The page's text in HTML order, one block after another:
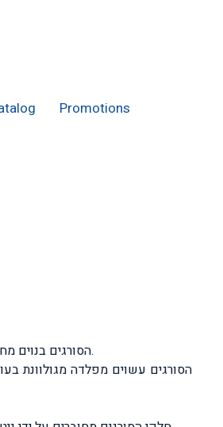
Promotions
הסורגים בנוים מחלקי פלדה מגולוונת, פלסטיקה ואמצעי חיבור, כך שאין כל מגע בין מתכות, ולכן לא קיימת שחיקה.